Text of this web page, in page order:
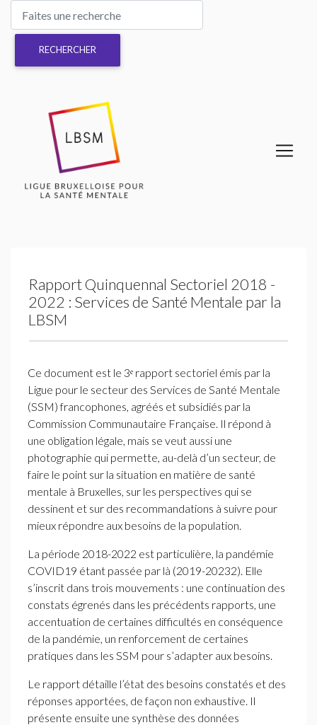
Rapport Quinquennal Sectoriel 2018 -
2022 : Services de Santé Mentale par la
LBSM
Ce document est le 3ᵉ rapport sectoriel émis par la
Ligue pour le secteur des Services de Santé Mentale
(SSM) francophones, agréés et subsidiés par la
Commission Communautaire Française. Il répond à
une obligation légale, mais se veut aussi une
photographie qui permette, au-delà d’un secteur, de
faire le point sur la situation en matière de santé
mentale à Bruxelles, sur les perspectives qui se
dessinent et sur des recommandations à suivre pour
mieux répondre aux besoins de la population.
La période 2018-2022 est particulière, la pandémie
COVID19 étant passée par là (2019-20232). Elle
s’inscrit dans trois mouvements : une continuation des
constats égrenés dans les précédents rapports, une
accentuation de certaines difficultés en conséquence
de la pandémie, un renforcement de certaines
pratiques dans les SSM pour s’adapter aux besoins.
Le rapport détaille l’état des besoins constatés et des
réponses apportées, de façon non exhaustive. Il
présente ensuite une synthèse des données